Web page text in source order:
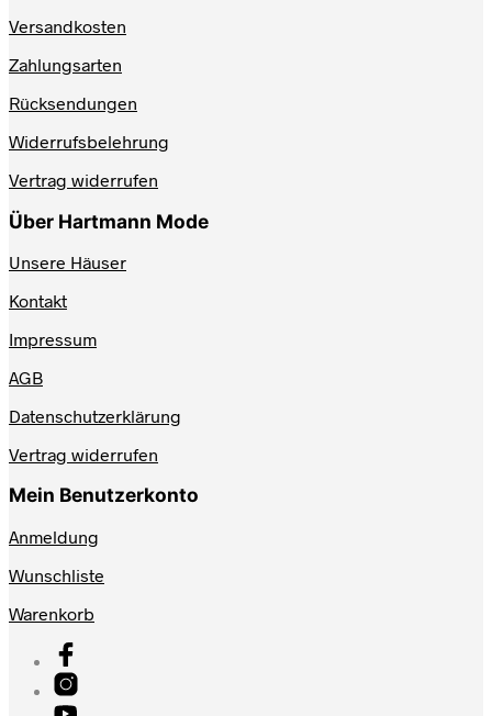
Versandkosten
Zahlungsarten
Rücksendungen
Widerrufsbelehrung
Vertrag widerrufen
Über Hartmann Mode
Unsere Häuser
Kontakt
Impressum
AGB
Datenschutzerklärung
Vertrag widerrufen
Mein Benutzerkonto
Anmeldung
Wunschliste
Warenkorb